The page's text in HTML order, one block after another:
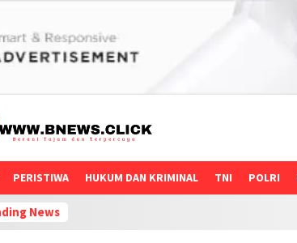
PERISTIWA HUKUM DAN KRIMINAL TNI POLRI
News